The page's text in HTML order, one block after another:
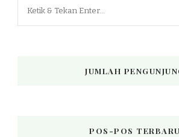
JUMLAH
POS-POS TERBARU